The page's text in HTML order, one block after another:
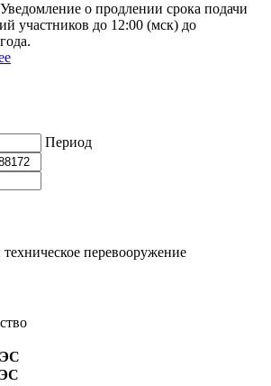
о продлении срока подачи
участников до 12:00 (мск) до
Период
перевооружение